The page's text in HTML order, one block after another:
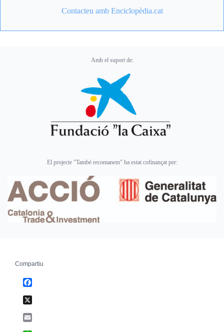
Contacteu amb Enciclopèdia.cat
Amb el suport de:
El projecte "També recomanem" ha estat cofinançat per:
Compartiu